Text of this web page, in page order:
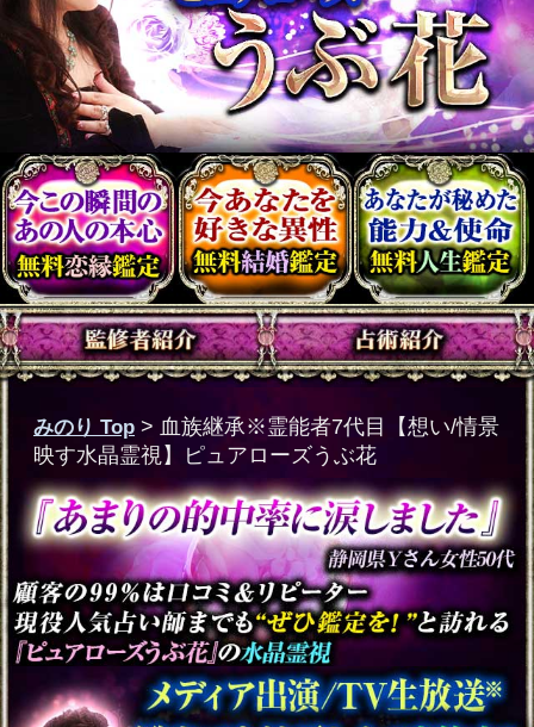
みのり Top> 血族継承※霊能者7代目【想い/情景
映す水晶霊視】ピュアローズうぶ花
あら、年の差気にして
る？【年下彼への片想
い】2人の現実/転機/最後